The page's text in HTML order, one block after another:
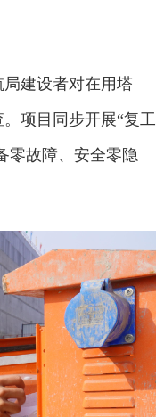
建设者对在用塔
项目同步开展“复工
零故障、安全零隐